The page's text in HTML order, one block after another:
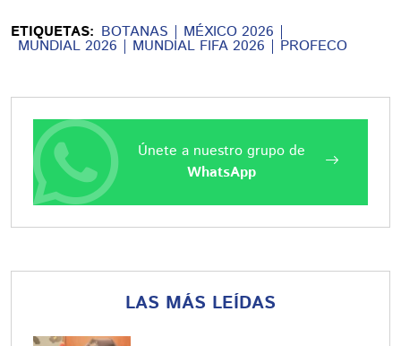
ETIQUETAS: BOTANAS MÉXICO 2026
MUNDIAL 2026 MUNDIAL FIFA 2026 PROFECO
Únete a nuestro grupo de
WhatsApp
LAS MÁS LEÍDAS